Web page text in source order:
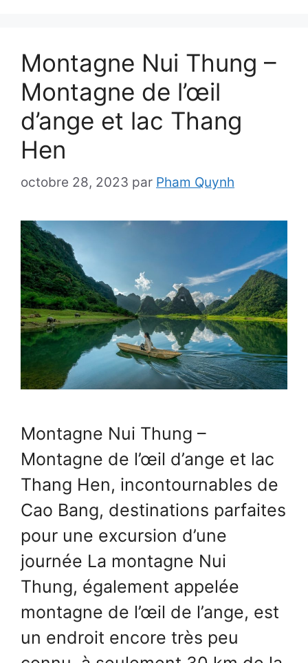
Montagne Nui Thung –
Montagne de l’œil
d’ange et lac Thang
Hen
octobre 28, 2023 par Pham Quynh
Montagne Nui Thung –
Montagne de l’œil d’ange et lac
Thang Hen, incontournables de
Cao Bang, destinations parfaites
pour une excursion d’une
journée La montagne Nui
Thung, également appelée
montagne de l’œil de l’ange, est
un endroit encore très peu